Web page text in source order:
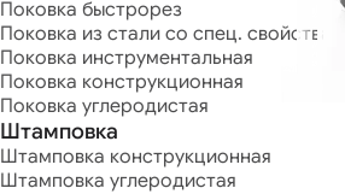
Поковка быстрорез
Поковка из стали со спец. свойствами
Поковка инструментальная
Поковка конструкционная
Поковка углеродистая
Штамповка
Штамповка конструкционная
Штамповка углеродистая